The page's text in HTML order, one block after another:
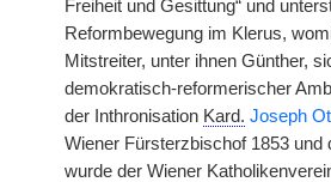
Freiheit und Gesittung“ und
Reformbewegung im Klerus,
Mitstreiter, unter ihnen Günther,
demokratisch-reformerischer
der Inthronisation Kard. Joseph
Wiener Fürsterzbischof 1853 und
wurde der Wiener